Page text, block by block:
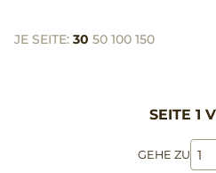
JE SEITE: 30 50 100 150
SEITE 1
GEHE ZU